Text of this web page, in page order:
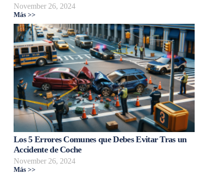
November 26, 2024
Más >>
Los 5 Errores Comunes que Debes Evitar Tras un
Accidente de Coche
November 26, 2024
Más >>